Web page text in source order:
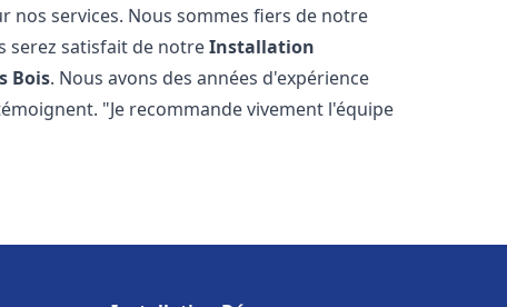
services. Nous sommes fiers de notre
serez satisfait de notreInstallation
Bois. Nous avons des années d'expérience
"Je recommande vivement l'équipe